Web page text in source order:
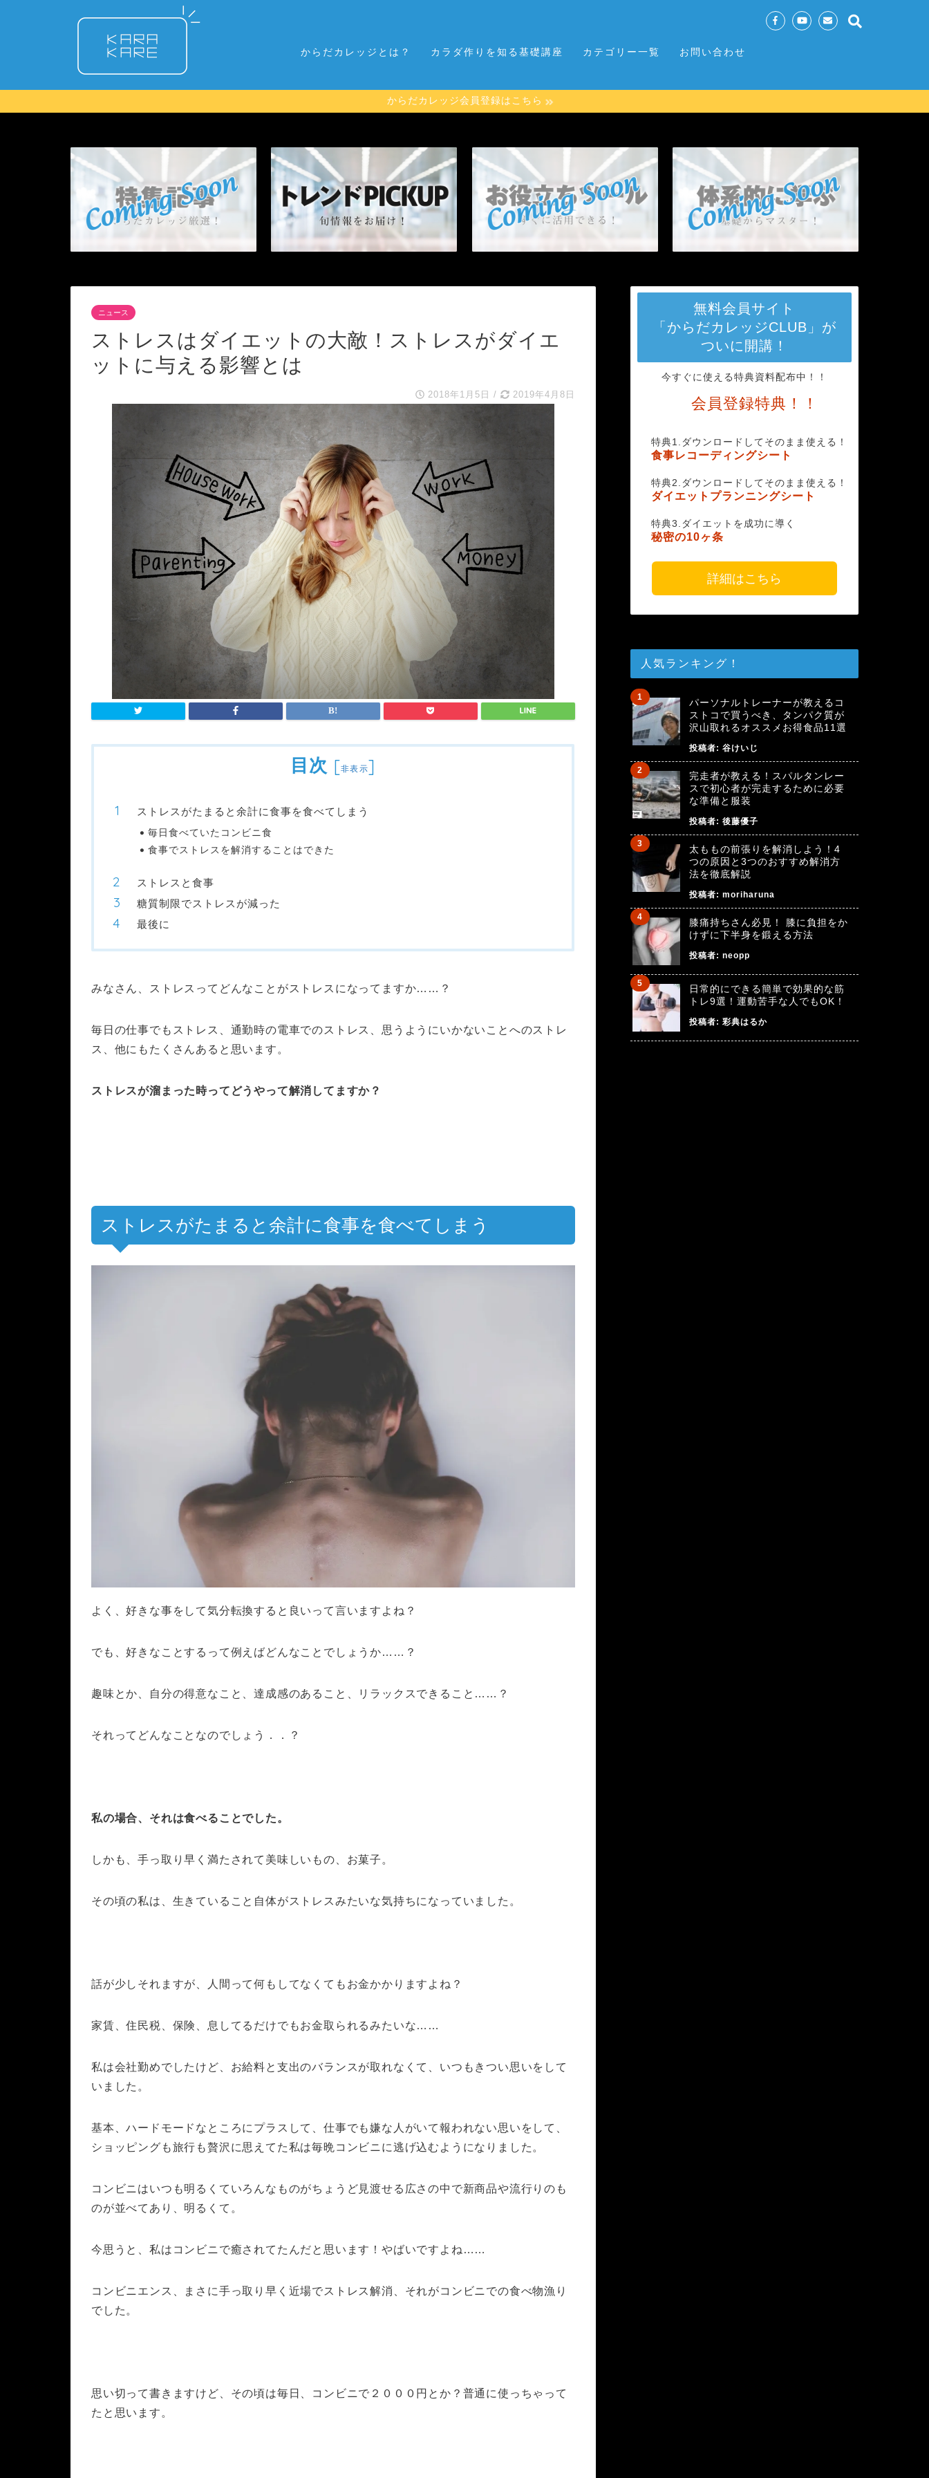
からだカレッジとは？ カラダ作りを知る基礎講座 カテゴリー一覧 お問い合わせ
からだカレッジ会員登録はこちら
ニュース
ストレスはダイエットの大敵！ストレスがダイエ
ットに与える影響とは
2018年1月5日 / 2019年4月8日
目次 [非表示]
ストレスがたまると余計に食事を食べてしまう
毎日食べていたコンビニ食
食事でストレスを解消することはできた
ストレスと食事
糖質制限でストレスが減った
最後に
みなさん、ストレスってどんなことがストレスになってますか……？
毎日の仕事でもストレス、通勤時の電車でのストレス、思うようにいかないことへのストレ
ス、他にもたくさんあると思います。
ストレスが溜まった時ってどうやって解消してますか？
ストレスがたまると余計に食事を食べてしまう
よく、好きな事をして気分転換すると良いって言いますよね？
でも、好きなことするって例えばどんなことでしょうか……？
趣味とか、自分の得意なこと、達成感のあること、リラックスできること……？
それってどんなことなのでしょう．．？
私の場合、それは食べることでした。
しかも、手っ取り早く満たされて美味しいもの、お菓子。
その頃の私は、生きていること自体がストレスみたいな気持ちになっていました。
話が少しそれますが、人間って何もしてなくてもお金かかりますよね？
家賃、住民税、保険、息してるだけでもお金取られるみたいな……
私は会社勤めでしたけど、お給料と支出のバランスが取れなくて、いつもきつい思いをして
いました。
基本、ハードモードなところにプラスして、仕事でも嫌な人がいて報われない思いをして、
ショッピングも旅行も贅沢に思えてた私は毎晩コンビニに逃げ込むようになりました。
コンビニはいつも明るくていろんなものがちょうど見渡せる広さの中で新商品や流行りのも
のが並べてあり、明るくて。
今思うと、私はコンビニで癒されてたんだと思います！やばいですよね……
コンビニエンス、まさに手っ取り早く近場でストレス解消、それがコンビニでの食べ物漁り
でした。
思い切って書きますけど、その頃は毎日、コンビニで２０００円とか？普通に使っちゃって
たと思います。
無料会員サイト
「からだカレッジCLUB」が
ついに開講！
今すぐに使える特典資料配布中！！
会員登録特典！！
特典1.ダウンロードしてそのまま使える！
食事レコーディングシート
特典2.ダウンロードしてそのまま使える！
ダイエットプランニングシート
特典3.ダイエットを成功に導く
秘密の10ヶ条
詳細はこちら
人気ランキング！
パーソナルトレーナーが教えるコ
ストコで買うべき、タンパク質が
沢山取れるオススメお得食品11選
投稿者: 谷けいじ
完走者が教える！スパルタンレー
スで初心者が完走するために必要
な準備と服装
投稿者: 後藤優子
太ももの前張りを解消しよう！4
つの原因と3つのおすすめ解消方
法を徹底解説
投稿者: moriharuna
膝痛持ちさん必見！ 膝に負担をか
けずに下半身を鍛える方法
投稿者: neopp
日常的にできる簡単で効果的な筋
トレ9選！運動苦手な人でもOK！
投稿者: 彩典はるか